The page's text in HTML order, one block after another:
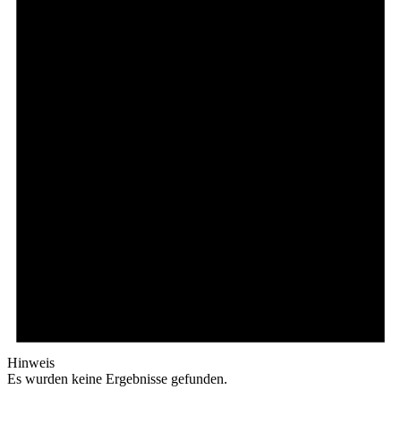
Hinweis
Es wurden keine Ergebnisse gefunden.